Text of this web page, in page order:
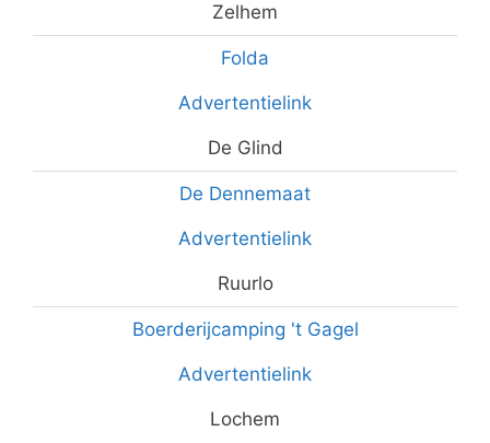
Zelhem
Folda
Advertentielink
De Glind
De Dennemaat
Advertentielink
Ruurlo
Boerderijcamping 't Gagel
Advertentielink
Lochem